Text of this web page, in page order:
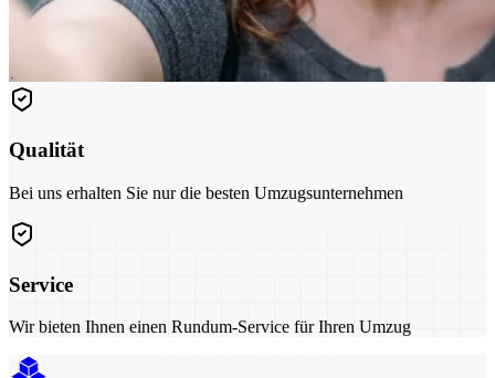
Qualität
Bei uns erhalten Sie nur die besten Umzugsunternehmen
Service
Wir bieten Ihnen einen Rundum-Service für Ihren Umzug